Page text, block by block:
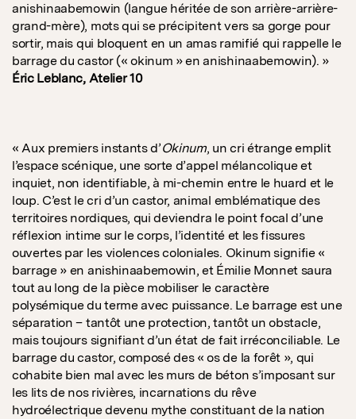
anishinaabemowin (langue héritée de son arrière-arrière-
grand-mère), mots qui se précipitent vers sa gorge pour
sortir, mais qui bloquent en un amas ramifié qui rappelle le
barrage du castor (« okinum » en anishinaabemowin). »
Éric Leblanc, Atelier 10
« Aux premiers instants d’Okinum, un cri étrange emplit
l’espace scénique, une sorte d’appel mélancolique et
inquiet, non identifiable, à mi-chemin entre le huard et le
loup. C’est le cri d’un castor, animal emblématique des
territoires nordiques, qui deviendra le point focal d’une
réflexion intime sur le corps, l’identité et les fissures
ouvertes par les violences coloniales. Okinum signifie «
barrage » en anishinaabemowin, et Émilie Monnet saura
tout au long de la pièce mobiliser le caractère
polysémique du terme avec puissance. Le barrage est une
séparation – tantôt une protection, tantôt un obstacle,
mais toujours signifiant d’un état de fait irréconciliable. Le
barrage du castor, composé des « os de la forêt », qui
cohabite bien mal avec les murs de béton s’imposant sur
les lits de nos rivières, incarnations du rêve
hydroélectrique devenu mythe constituant de la nation